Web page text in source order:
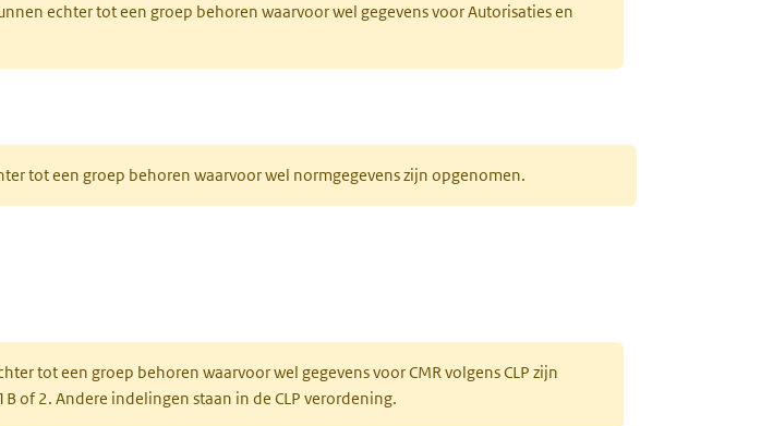
echter tot een groep behoren waarvoor wel gegevens voor Autorisaties en
tot een groep behoren waarvoor wel normgegevens zijn opgenomen.
tot een groep behoren waarvoor wel gegevens voor CMR volgens CLP zijn
of 2. Andere indelingen staan in de CLP verordening.